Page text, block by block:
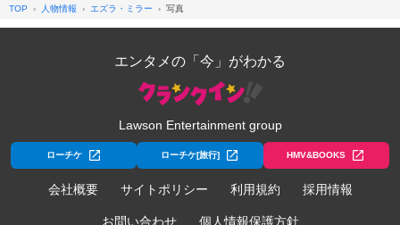
TOP 人物情報 エズラ・ミラー 写真
エンタメの「今」がわかる
Lawson Entertainment group
ローチケ ローチケ[旅行] HMV&BOOKS
会社概要 サイトポリシー 利用規約 採用情報
お問い合わせ 個人情報保護方針